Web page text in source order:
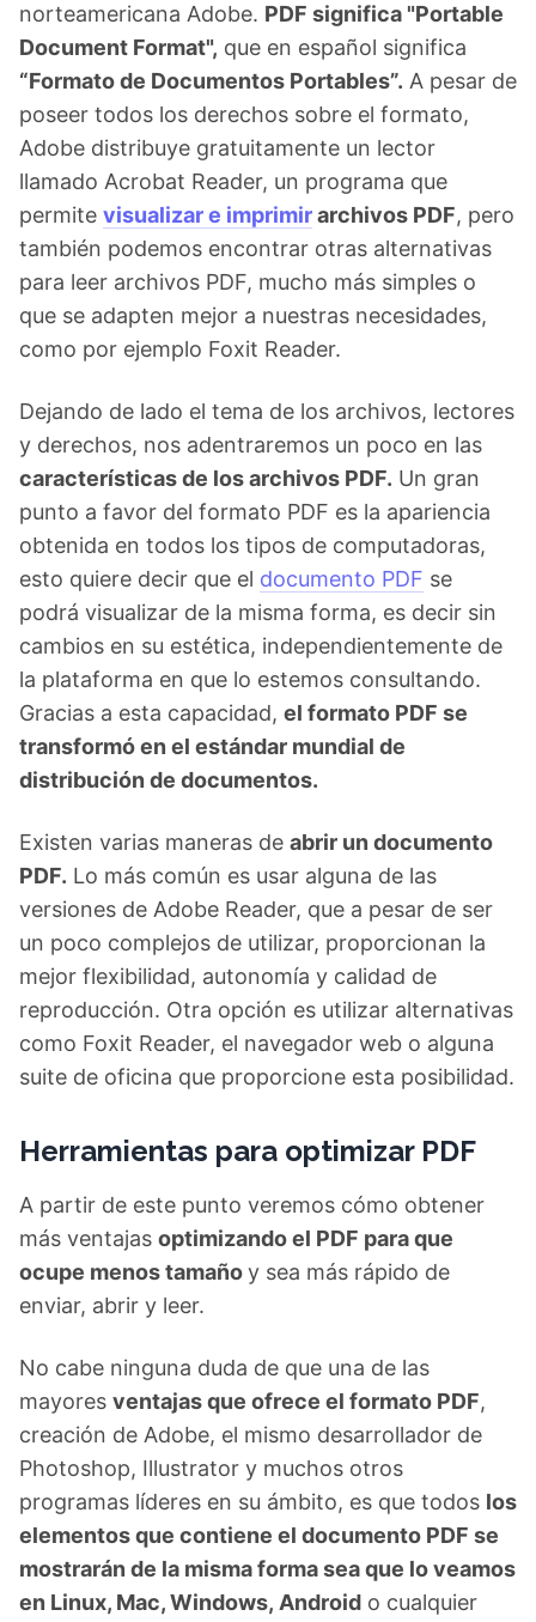
norteamericana Adobe. PDF significa "Portable
Document Format", que en español significa
“Formato de Documentos Portables”. A pesar de
poseer todos los derechos sobre el formato,
Adobe distribuye gratuitamente un lector
llamado Acrobat Reader, un programa que
permite visualizar e imprimirarchivos PDF, pero
también podemos encontrar otras alternativas
para leer archivos PDF, mucho más simples o
que se adapten mejor a nuestras necesidades,
como por ejemplo Foxit Reader.
Dejando de lado el tema de los archivos, lectores
y derechos, nos adentraremos un poco en las
características de los archivos PDF. Un gran
punto a favor del formato PDF es la apariencia
obtenida en todos los tipos de computadoras,
esto quiere decir que el documento PDF se
podrá visualizar de la misma forma, es decir sin
cambios en su estética, independientemente de
la plataforma en que lo estemos consultando.
Gracias a esta capacidad, el formato PDF se
transformó en el estándar mundial de
distribución de documentos.
Existen varias maneras de abrir un documento
PDF. Lo más común es usar alguna de las
versiones de Adobe Reader, que a pesar de ser
un poco complejos de utilizar, proporcionan la
mejor flexibilidad, autonomía y calidad de
reproducción. Otra opción es utilizar alternativas
como Foxit Reader, el navegador web o alguna
suite de oficina que proporcione esta posibilidad.
Herramientas para optimizar PDF
A partir de este punto veremos cómo obtener
más ventajas optimizando el PDF para que
ocupe menos tamañoy sea más rápido de
enviar, abrir y leer.
No cabe ninguna duda de que una de las
mayores ventajas que ofrece el formato PDF,
creación de Adobe, el mismo desarrollador de
Photoshop, Illustrator y muchos otros
programas líderes en su ámbito, es que todos los
elementos que contiene el documento PDF se
mostrarán de la misma forma sea que lo veamos
en Linux, Mac, Windows, Android o cualquier